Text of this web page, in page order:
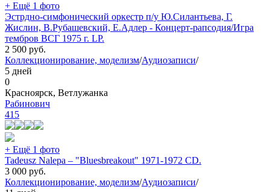
+ Ещё 1 фото
Эстрдно-симфонический оркестр п/у Ю.Силантьева, Г.
Жислин, В.Рубашевский, Е.Адлер - Концерт-рапсодия/Игра
тембров ВСГ 1975 г. LP.
2 500 руб.
Коллекционирование, моделизм/Аудиозаписи/
5 дней
0
Красноярск, Ветлужанка
Рабинович
415
+ Ещё 1 фото
Tadeusz Nalepa ‎– "Bluesbreakout" 1971-1972 CD.
3 000 руб.
Коллекционирование, моделизм/Аудиозаписи/